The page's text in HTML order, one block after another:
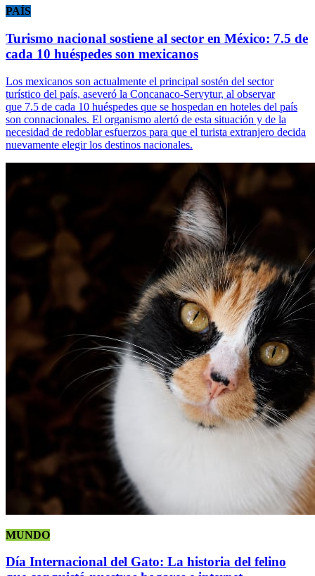
PAÍS
Turismo nacional sostiene al sector en México: 7.5 de
cada 10 huéspedes son mexicanos
Los mexicanos son actualmente el principal sostén del sector
turístico del país, aseveró la Concanaco-Servytur, al observar
que 7.5 de cada 10 huéspedes que se hospedan en hoteles del país
son connacionales. El organismo alertó de esta situación y de la
necesidad de redoblar esfuerzos para que el turista extranjero decida
nuevamente elegir los destinos nacionales.
MUNDO
Día Internacional del Gato: La historia del felino